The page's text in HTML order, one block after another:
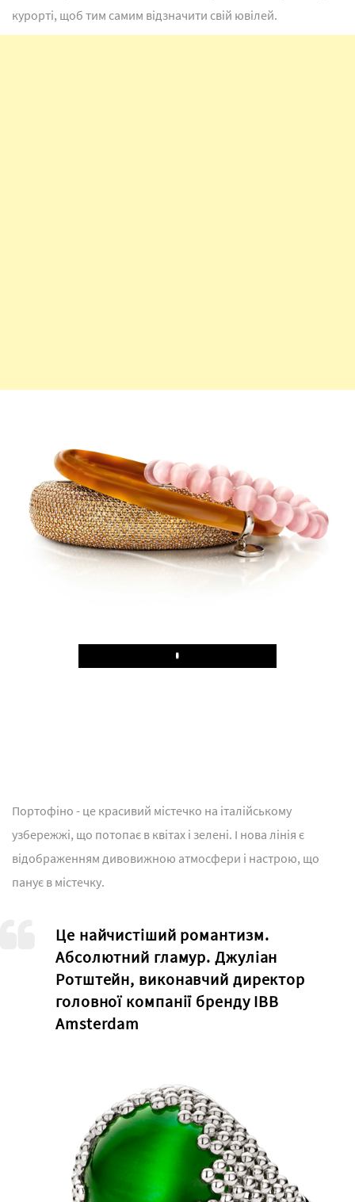
курорті, щоб тим самим відзначити свій ювілей.
Play
Портофіно - це красивий містечко на італійському
узбережжі, що потопає в квітах і зелені. І нова лінія є
відображенням дивовижною атмосфери і настрою, що
панує в містечку.
Це найчистіший романтизм.
Абсолютний гламур. Джуліан
Ротштейн, виконавчий директор
головної компанії бренду IBB
Amsterdam